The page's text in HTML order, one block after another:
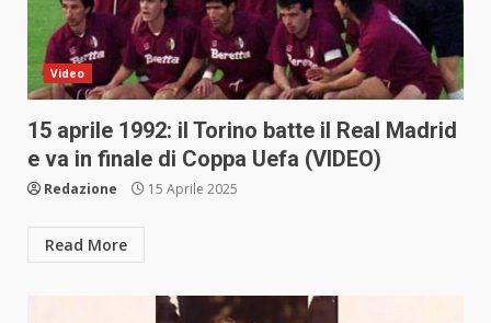
Video
15 aprile 1992: il Torino batte il Real Madrid
e va in finale di Coppa Uefa (VIDEO)
Redazione 15 Aprile 2025
Read More